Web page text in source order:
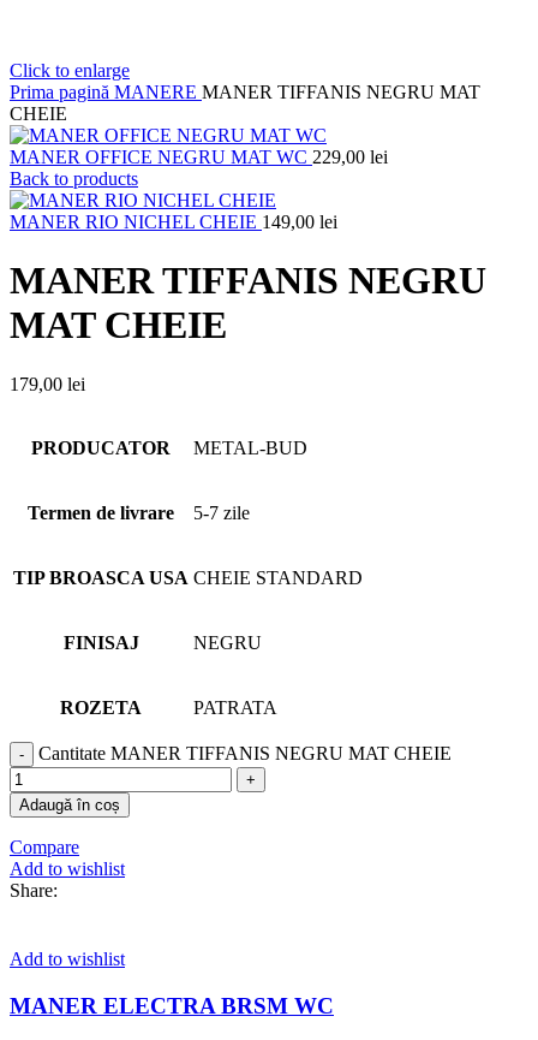
Click to enlarge
Prima pagină MANERE MANER TIFFANIS NEGRU MAT
CHEIE
MANER OFFICE NEGRU MAT WC 229,00 lei
Back to products
MANER RIO NICHEL CHEIE 149,00 lei
MANER TIFFANIS NEGRU
MAT CHEIE
179,00 lei
PRODUCATOR METAL-BUD
Termen de livrare 5-7 zile
TIP BROASCA USA CHEIE STANDARD
FINISAJ NEGRU
ROZETA PATRATA
Cantitate MANER TIFFANIS NEGRU MAT CHEIE
Adaugă în coș
Compare
Add to wishlist
Share:
Add to wishlist
MANER ELECTRA BRSM WC